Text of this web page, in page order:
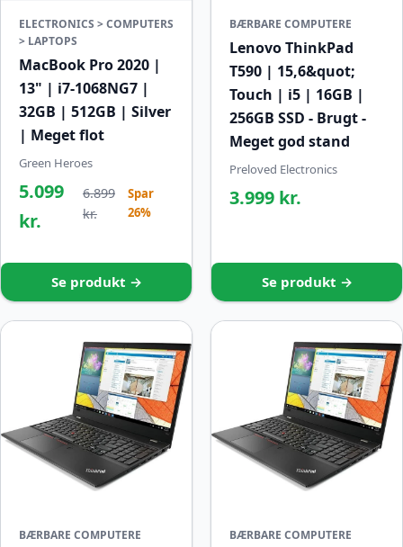
ELECTRONICS > COMPUTERS
> LAPTOPS
MacBook Pro 2020 |
13" | i7-1068NG7 |
32GB | 512GB | Silver
| Meget flot
Green Heroes
5.099
kr.
6.899
kr.
Spar
26%
Se produkt →
BÆRBARE COMPUTERE
Lenovo ThinkPad
T590 | 15,6&quot;
Touch | i5 | 16GB |
256GB SSD - Brugt -
Meget god stand
Preloved Electronics
3.999 kr.
Se produkt →
BÆRBARE COMPUTERE BÆRBARE COMPUTERE